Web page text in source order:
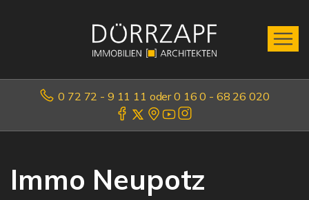
0 72 72 - 9 11 11 oder 0 16 0 - 68 26 020
Immo Neupotz